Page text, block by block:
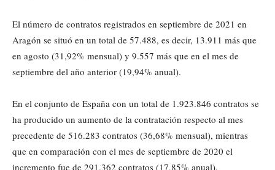
El número de contratos registrados en septiembre de 2021 en
Aragón se situó en un total de 57.488, es decir, 13.911 más que
en agosto (31,92% mensual) y 9.557 más que en el mes de
septiembre del año anterior (19,94% anual).
En el conjunto de España con un total de 1.923.846 contratos se
ha producido un aumento de la contratación respecto al mes
precedente de 516.283 contratos (36,68% mensual), mientras
que en comparación con el mes de septiembre de 2020 el
incremento fue de 291.362 contratos (17,85% anual).